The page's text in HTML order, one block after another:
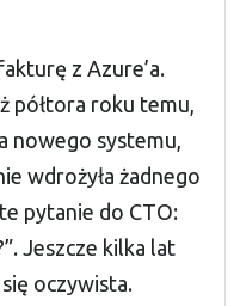
z Azure’a.
półtora roku temu,
nowego systemu,
wdrożyła żadnego
pytanie do CTO:
Jeszcze kilka lat
oczywista.